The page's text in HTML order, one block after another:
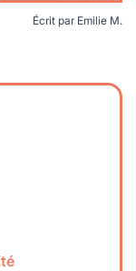
Écrit par Emilie M.